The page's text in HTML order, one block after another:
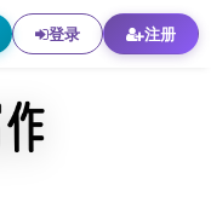
登录 注册